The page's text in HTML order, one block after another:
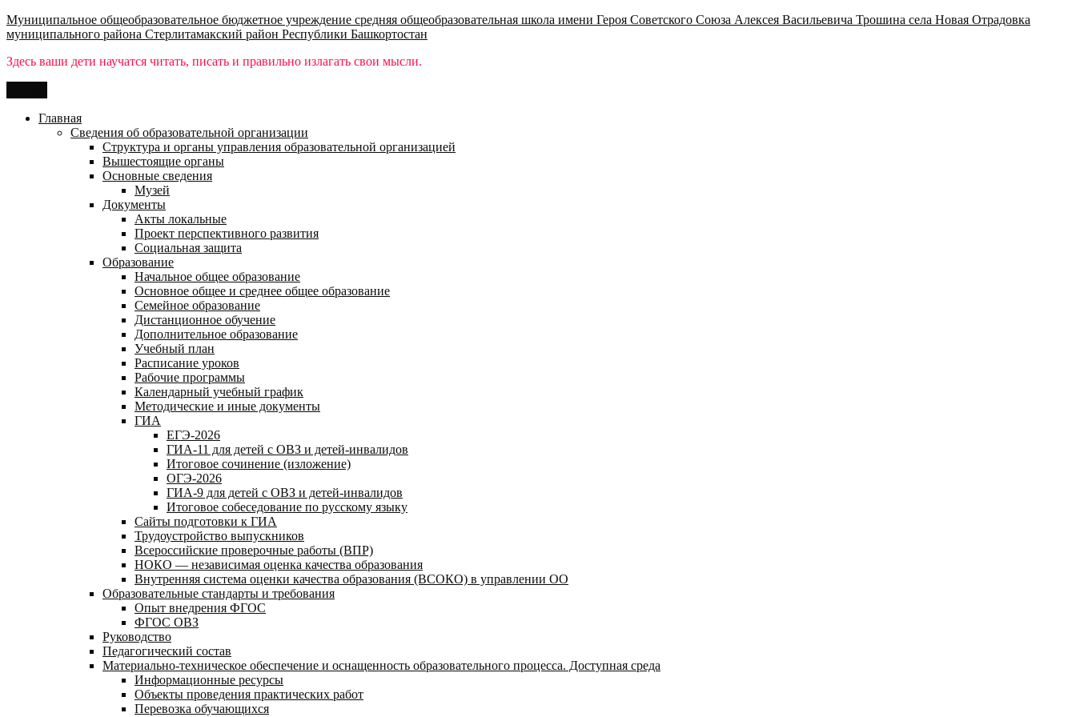
Перейти
к
Муниципальное общеобразовательное бюджетное учреждение средняя общеобразовательная школа имени Героя Советского Союза Алексея Васильевича Трошина села Новая Отрадовка
муниципального района Стерлитамакский район Республики Башкортостан
Здесь ваши дети научатся читать, писать и правильно излагать свои мысли.
Главная
Сведения об образовательной организации
Структура и органы управления образовательной организацией
Вышестоящие органы
Основные сведения
Музей
Документы
Акты локальные
Проект перспективного развития
Социальная защита
Образование
Начальное общее образование
Основное общее и среднее общее образование
Семейное образование
Дистанционное обучение
Дополнительное образование
Учебный план
Расписание уроков
Рабочие программы
Календарный учебный график
Методические и иные документы
ГИА
ЕГЭ-2026
ГИА-11 для детей с ОВЗ и детей-инвалидов
Итоговое сочинение (изложение)
ОГЭ-2026
ГИА-9 для детей с ОВЗ и детей-инвалидов
Итоговое собеседование по русскому языку
Сайты подготовки к ГИА
Трудоустройство выпускников
Всероссийские проверочные работы (ВПР)
НОКО — независимая оценка качества образования
Внутренняя система оценки качества образования (ВСОКО) в управлении ОО
Образовательные стандарты и требования
Опыт внедрения ФГОС
ФГОС ОВЗ
Руководство
Педагогический состав
Материально-техническое обеспечение и оснащенность образовательного процесса. Доступная среда
Информационные ресурсы
Объекты проведения практических работ
Перевозка обучающихся